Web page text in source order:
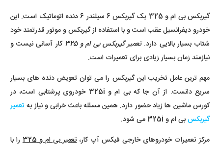
گیربکس بی ام و 325 یک گیربکس 6 سیلندر 6 دنده اتوماتیک است. این
خودرو دیفرانسیل عقب است و با استفاده از گیربکس و موتور قدرتمند خود
شتاب بسیار بالایی دارد.تعمیر گیربکس بی ام و 325
کار آسانی نیست و
نیازمند زمان بسیار زیادی برای تعمیرات است.
مهم ترین عامل تخریب این گیربکس را می توان تعویض دنده های بسیار
سریع دانست. از آن جا که بی ام و 325i خودروی پرشتابی است، در
کورس ماشین ها زیاد حضور دارد. همین مسئله باعث خرابی و نیاز بهتعمیر
گیربکسبی ام و 325i می شود.
مرکز تعمیرات خودروهای خارجی فیکس آپ کار،تعمیر بی ام و 325
را با